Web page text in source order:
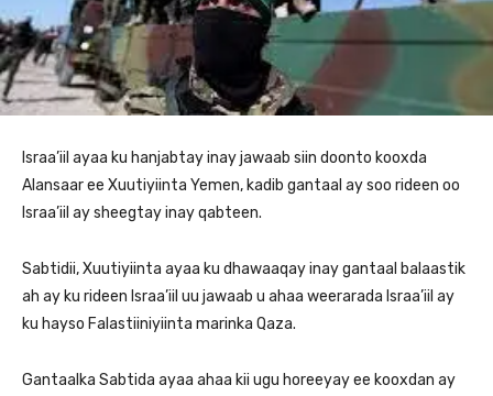
Israa’iil ayaa ku hanjabtay inay jawaab siin doonto kooxda
Alansaar ee Xuutiyiinta Yemen, kadib gantaal ay soo rideen oo
Israa’iil ay sheegtay inay qabteen.
Sabtidii, Xuutiyiinta ayaa ku dhawaaqay inay gantaal balaastik
ah ay ku rideen Israa’iil uu jawaab u ahaa weerarada Israa’iil ay
ku hayso Falastiiniyiinta marinka Qaza.
Gantaalka Sabtida ayaa ahaa kii ugu horeeyay ee kooxdan ay